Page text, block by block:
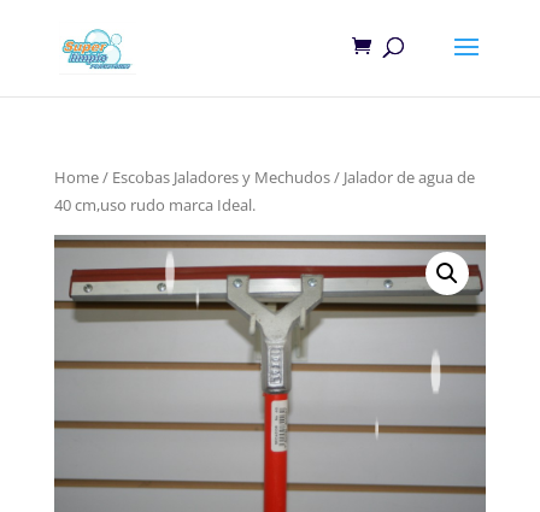
Home/ Escobas Jaladores y Mechudos/ Jalador de agua de
40 cm,uso rudo marca Ideal.